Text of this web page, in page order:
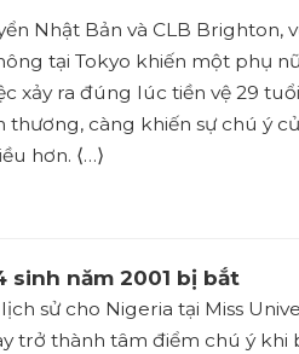
Nhật Bản và CLB Brighton,
tại Tokyo khiến một phụ
xảy ra đúng lúc tiền vệ 29
càng khiến sự chú ý
hơn. ⟨…⟩
sinh năm 2001 bị bắt
sử cho Nigeria tại Miss
trở thành tâm điểm chú ý khi